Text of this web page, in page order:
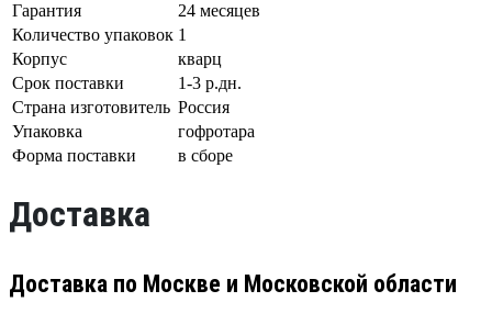
Гарантия
24 месяцев
Количество упаковок 1
Корпус
кварц
Срок поставки
1-3 р.дн.
Страна изготовитель Россия
Упаковка
гофротара
Форма поставки
в сборе
Доставка
Доставка по Москве и Московской области